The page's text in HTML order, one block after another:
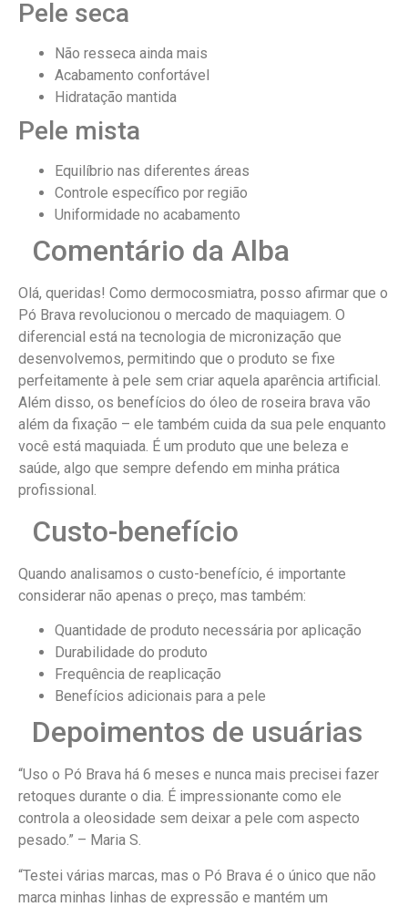
Pele seca
Não resseca ainda mais
Acabamento confortável
Hidratação mantida
Pele mista
Equilíbrio nas diferentes áreas
Controle específico por região
Uniformidade no acabamento
Comentário da Alba
Olá, queridas! Como dermocosmiatra, posso afirmar que o
Pó Brava revolucionou o mercado de maquiagem. O
diferencial está na tecnologia de micronização que
desenvolvemos, permitindo que o produto se fixe
perfeitamente à pele sem criar aquela aparência artificial.
Além disso, os benefícios do óleo de roseira brava vão
além da fixação – ele também cuida da sua pele enquanto
você está maquiada. É um produto que une beleza e
saúde, algo que sempre defendo em minha prática
profissional.
Custo-benefício
Quando analisamos o custo-benefício, é importante
considerar não apenas o preço, mas também:
Quantidade de produto necessária por aplicação
Durabilidade do produto
Frequência de reaplicação
Benefícios adicionais para a pele
Depoimentos de usuárias
“Uso o Pó Brava há 6 meses e nunca mais precisei fazer
retoques durante o dia. É impressionante como ele
controla a oleosidade sem deixar a pele com aspecto
pesado.” – Maria S.
“Testei várias marcas, mas o Pó Brava é o único que não
marca minhas linhas de expressão e mantém um